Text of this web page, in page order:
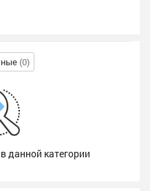
(0)
данной категории